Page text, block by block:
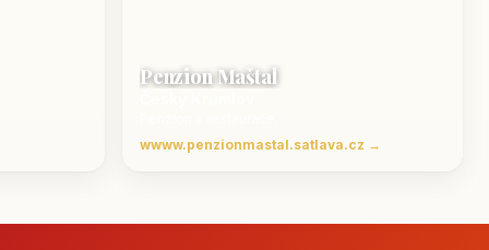
Penzion Maštal
wwww.penzionmastal.satlava.cz →